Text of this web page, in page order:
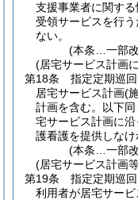
支援事業者に関す
受領サービスを行
ない。
(本条…一部
(居宅サービス計画
第18条
指定定期巡
居宅サービス計画(
計画を含む。以下同
宅サービス計画に
護看護を提供しなけ
(本条…一部
(居宅サービス計画
第19条
指定定期巡
利用者が居宅サー